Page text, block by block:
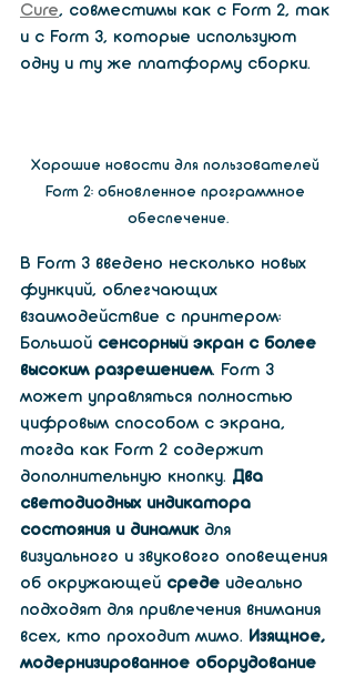
Cure, совместимы как с Form 2, так
и с Form 3, которые используют
одну и ту же платформу сборки.
Хорошие новости для пользователей
Form 2: обновленное программное
обеспечение.
В Form 3 введено несколько новых
функций, облегчающих
взаимодействие с принтером:
Большой сенсорный экран с более
высоким разрешением. Form 3
может управляться полностью
цифровым способом с экрана,
тогда как Form 2 содержит
дополнительную кнопку. Два
светодиодных индикатора
состояния и динамик для
визуального и звукового оповещения
об окружающей среде идеально
подходят для привлечения внимания
всех, кто проходит мимо. Изящное,
модернизированное оборудование